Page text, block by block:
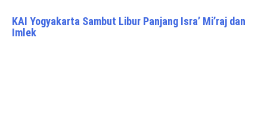
KAI Yogyakarta Sambut Libur Panjang Isra’ Mi’raj dan
Imlek